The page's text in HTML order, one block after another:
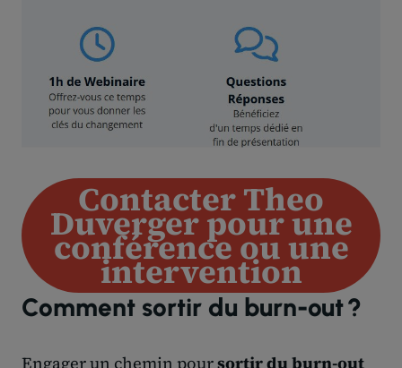
Contacter Theo
Duverger pour une
conférence ou une
intervention
Comment sortir du burn-out ?
Engager un chemin poursortir du burn-out